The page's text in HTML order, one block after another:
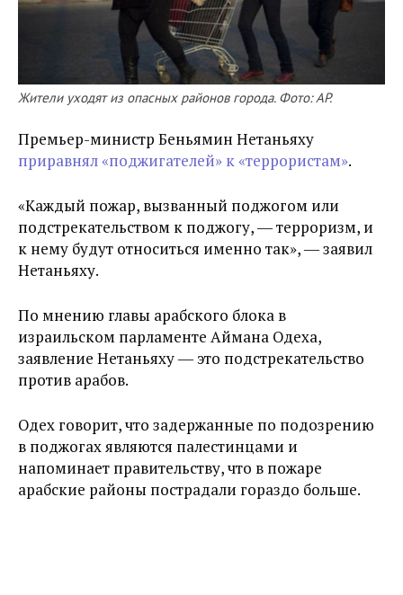
Жители уходят из опасных районов города. Фото: AP.
Премьер-министр Беньямин Нетаньяху
приравнял «поджигателей» к «террористам».
«Каждый пожар, вызванный поджогом или
подстрекательством к поджогу, ― терроризм, и
к нему будут относиться именно так», ― заявил
Нетаньяху.
По мнению главы арабского блока в
израильском парламенте Аймана Одеха,
заявление Нетаньяху ― это подстрекательство
против арабов.
Одех говорит, что задержанные по подозрению
в поджогах являются палестинцами и
напоминает правительству, что в пожаре
арабские районы пострадали гораздо больше.